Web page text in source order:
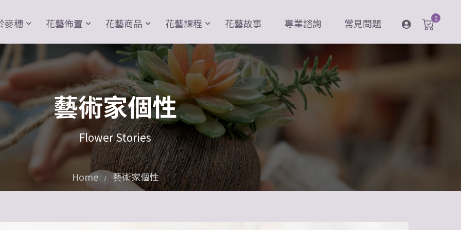
麥穗 花藝佈置 花藝商品 花藝課程 花藝故事 專業諮詢 常見問題 登入 0
藝術家個性
Flower Stories
Home 藝術家個性